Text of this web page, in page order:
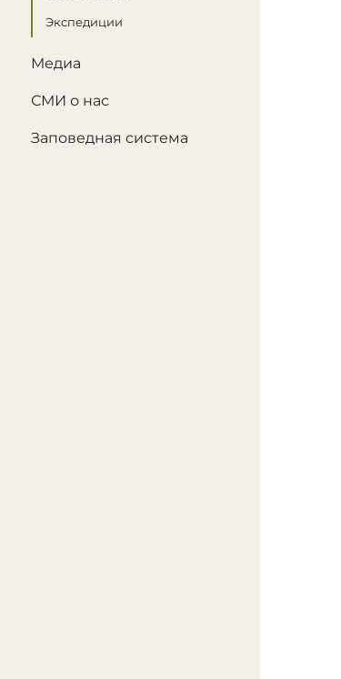
Экспедиции
Медиа
СМИ о нас
Заповедная система